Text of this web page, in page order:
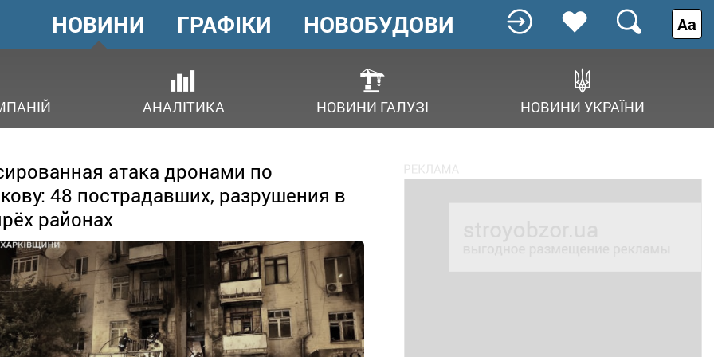
ГОЛОВНЕ
МЕНЮ
НОВИНИ
АНАЛІТИКА НОВИНИ ГАЛУЗІ НОВИНИ УКРАЇНИ
ГРАФІКИ НОВОБУДОВИ Аа
атака дронами по
48 пострадавших, разрушения в
районах